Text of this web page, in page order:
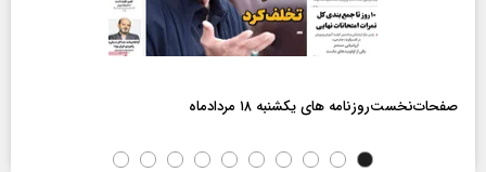
صفحات‌نخست‌روزنامه ها‌ی یکشنبه ۱۸ مردادماه